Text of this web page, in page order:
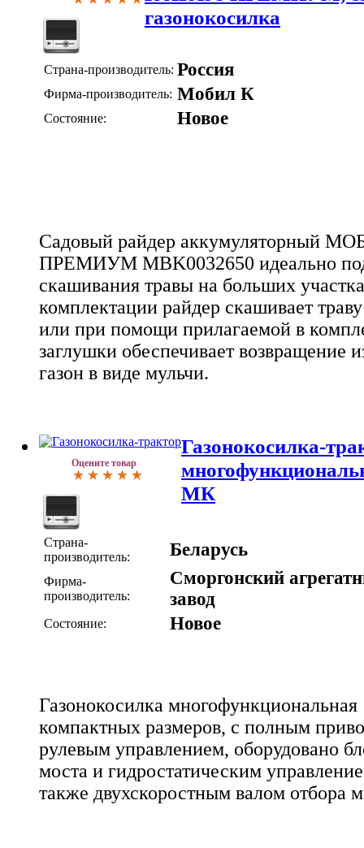
газонокосилка
Страна-производитель: Россия
Фирма-производитель: Мобил К
Состояние: Новое
Садовый райдер аккумуляторный
ПРЕМИУМ MBK0032650 идеально
скашивания травы на больших
комплектации райдер скашивает
или при помощи прилагаемой в
заглушки обеспечивает возвращение
газон в виде мульчи.
Оцените товар
Газонокосилка-
МК
Страна-
производитель:
Беларусь
Фирма-
производитель:
Сморгонский
завод
Состояние: Новое
Газонокосилка
компактных размеров, с полным
рулевым управлением, оборудовано
моста и гидростатическим
также двухскоростным валом отбора